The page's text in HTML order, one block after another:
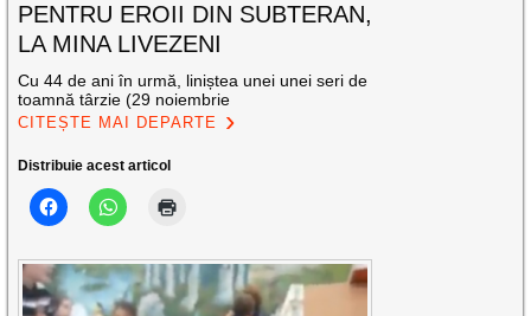
PENTRU EROII DIN SUBTERAN,
LA MINA LIVEZENI
Cu 44 de ani în urmă, liniștea unei unei seri de
toamnă târzie (29 noiembrie
CITEȘTE MAI DEPARTE
Distribuie acest articol